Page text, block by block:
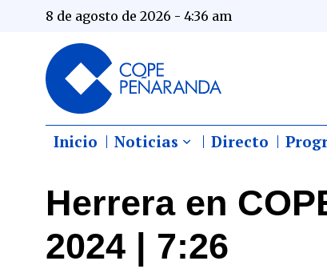
8 de agosto de 2026 - 4:36 am
Inicio Noticias Directo
Herrera en
2024 | 7:26